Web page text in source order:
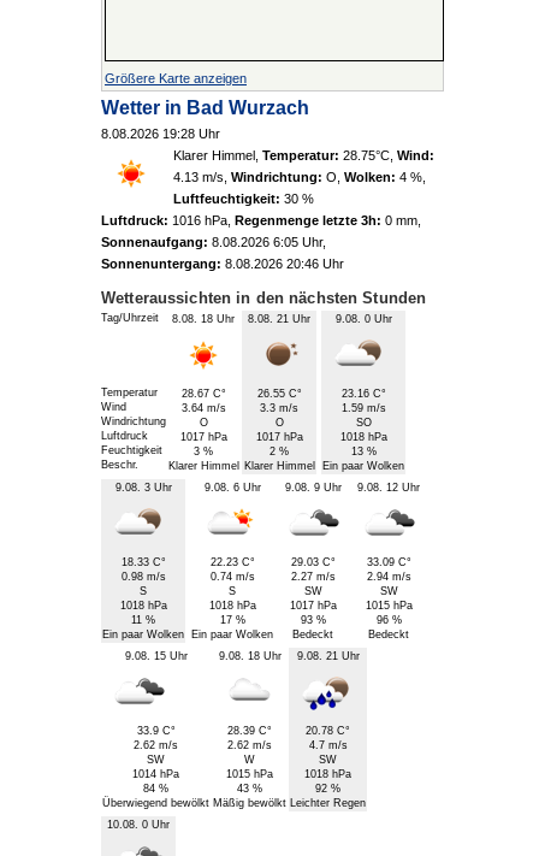
Größere Karte anzeigen
Wetter in Bad Wurzach
8.08.2026 19:28 Uhr
Klarer Himmel Temperatur: 28.75°C Wind:
4.13 m/s Windrichtung: O Wolken: 4 %
Luftfeuchtigkeit: 30 %
Luftdruck: 1016 hPa Regenmenge letzte 3h: 0 mm
Sonnenaufgang: 8.08.2026 6:05 Uhr,
Sonnenuntergang: 8.08.2026 20:46 Uhr
Wetteraussichten in den nächsten Stunden
Tag/Uhrzeit
Temperatur
Wind
Windrichtung
Luftdruck
Feuchtigkeit
Beschr.
8.08. 18 Uhr
28.67 C°
3.64 m/s
O
1017 hPa
3 %
Klarer Himmel
8.08. 21 Uhr
26.55 C°
3.3 m/s
O
1017 hPa
2 %
Klarer Himmel
9.08. 0 Uhr
23.16 C°
1.59 m/s
SO
1018 hPa
13 %
Ein paar Wolken
9.08. 3 Uhr
18.33 C°
0.98 m/s
S
1018 hPa
11 %
Ein paar Wolken
9.08. 6 Uhr
22.23 C°
0.74 m/s
S
1018 hPa
17 %
Ein paar Wolken
9.08. 9 Uhr
29.03 C°
2.27 m/s
SW
1017 hPa
93 %
Bedeckt
9.08. 12 Uhr
33.09 C°
2.94 m/s
SW
1015 hPa
96 %
Bedeckt
9.08. 15 Uhr
33.9 C°
2.62 m/s
SW
1014 hPa
84 %
Überwiegend bewölkt
9.08. 18 Uhr
28.39 C°
2.62 m/s
W
1015 hPa
43 %
Mäßig bewölkt
9.08. 21 Uhr
20.78 C°
4.7 m/s
SW
1018 hPa
92 %
Leichter Regen
10.08. 0 Uhr